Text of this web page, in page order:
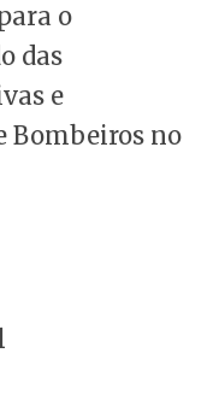
o
das
e
Bombeiros no